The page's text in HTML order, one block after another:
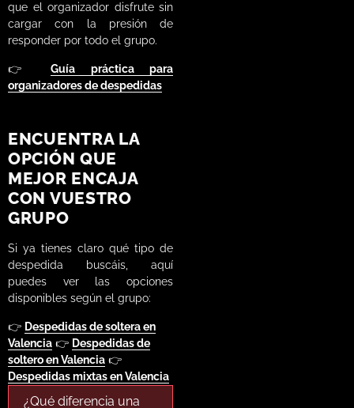
que el organizador disfrute sin
cargar con la presión de
responder por todo el grupo.
👉Guía práctica para
organizadores de despedidas
ENCUENTRA LA
OPCIÓN QUE
MEJOR ENCAJA
CON VUESTRO
GRUPO
Si ya tienes claro qué tipo de
despedida buscáis, aquí
puedes ver las opciones
disponibles según el grupo:
👉 Despedidas de soltera en
Valencia 👉 Despedidas de
soltero en Valencia 👉
Despedidas mixtas en Valencia
¿Qué diferencia una